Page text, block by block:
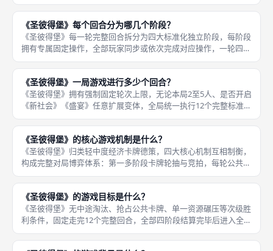
步工人收入阶段，所有玩家同步收取绿色工人卡牌带来的卢布现
金，先获取本轮可支配资金，为后续竞拍、升级储备资本；第二步
卡牌竞拍购
《圣彼得堡》每个回合分为哪几个阶段？
《圣彼得堡》每一轮完整回合拆分为四大标准化独立阶段，每阶段
拥有专属固定操作，全部玩家同步或依次完成对应操作，一轮四阶
段全部结算完毕才算完成单轮，四大阶段功能清晰区分：第一工人
收入阶段，全局所有玩家同步结算手中绿色工人卡牌，每张工人卡
产出对应
《圣彼得堡》一局游戏进行多少个回合？
《圣彼得堡》拥有强制固定轮次上限，无论本局2至5人、是否开启
《新社会》《盛宴》任意扩展变体，全局统一执行12个完整标准回
合，12轮全部走完、第十二轮四阶段结算完毕后，立刻终止所有对
局操作，直接开启全局终局计分，不存在提前结束、版图铺满、资
金
《圣彼得堡》的核心游戏机制是什么？
《圣彼得堡》归类轻中度经济卡牌德策，四大核心机制互相制衡，
构成完整对局博弈体系：第一多阶段卡牌轮抽与竞拍，每轮公共区
域刷新多张开放卡牌，玩家按起始玩家顺位依次选择竞拍购买或弃
权，每张卡牌只能被一名玩家购入，先选玩家拥有卡牌优先选择
权，是对局
《圣彼得堡》的游戏目标是什么？
《圣彼得堡》无中途淘汰、抢占公共卡牌、单一资源碾压等次级胜
利条件，固定走完12个完整回合，全部四阶段结算完毕后进入全局
终局计分，所有运营、竞拍、升级卡牌操作全部服务于拉高终局总
声望分数，分数由三大板块叠加核算，无扣分项目，纯正向累加计